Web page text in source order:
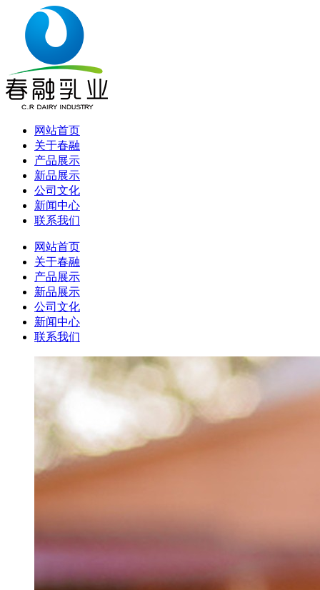
网站首页
关于春融
产品展示
新品展示
公司文化
新闻中心
联系我们
网站首页
关于春融
产品展示
新品展示
公司文化
新闻中心
联系我们